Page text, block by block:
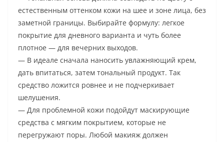
естественным оттенком кожи на шее и зоне лица, без
заметной границы. Выбирайте формулу: легкое
покрытие для дневного варианта и чуть более
плотное — для вечерних выходов.
— В идеале сначала наносить увлажняющий крем,
дать впитаться, затем тональный продукт. Так
средство ложится ровнее и не подчеркивает
шелушения.
— Для проблемной кожи подойдут маскирующие
средства с мягким покрытием, которые не
перегружают поры. Любой макияж должен